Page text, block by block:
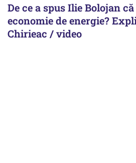
De ce a spus Ilie Bolojan
economie de energie?
Chirieac / video